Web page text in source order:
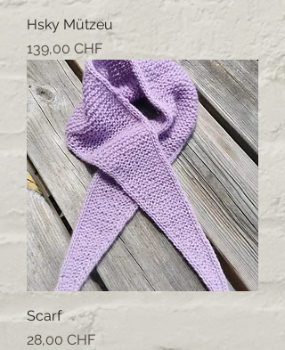
Hsky Mützeu
Prezzo
139,00 CHF
Scarf
Prezzo
28,00 CHF